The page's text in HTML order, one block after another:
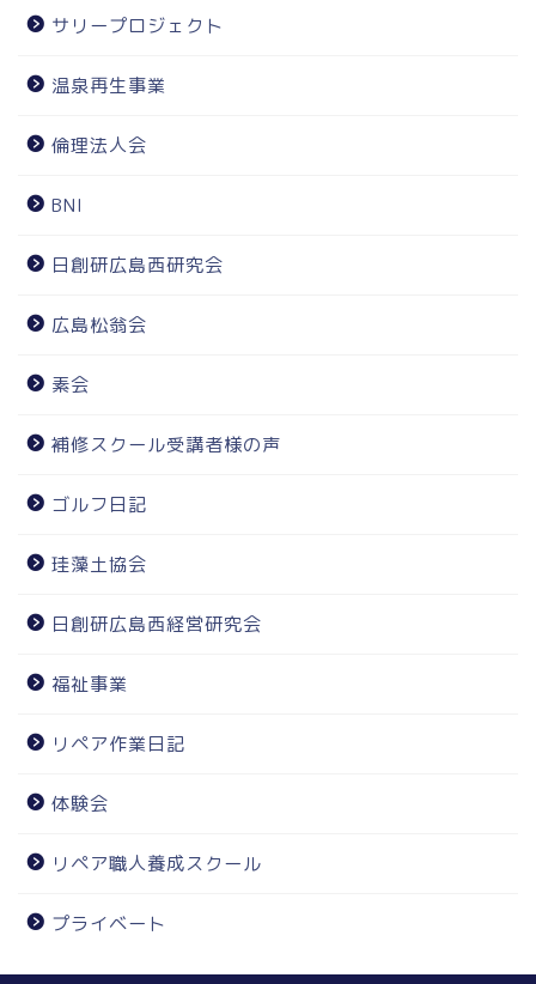
サリープロジェクト
温泉再生事業
倫理法人会
BNI
日創研広島西研究会
広島松翁会
素会
補修スクール受講者様の声
ゴルフ日記
珪藻土協会
日創研広島西経営研究会
福祉事業
リペア作業日記
体験会
リペア職人養成スクール
プライベート